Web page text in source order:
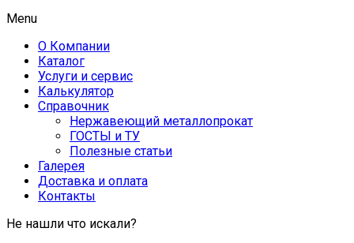
Menu
О Компании
Каталог
Услуги и сервис
Калькулятор
Справочник
Нержавеющий металлопрокат
ГОСТЫ и ТУ
Полезные статьи
Галерея
Доставка и оплата
Контакты
Не нашли что искали?